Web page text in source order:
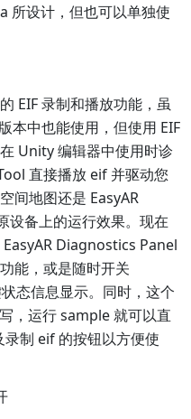
所设计，但也可以单独使
EIF 录制和播放功能，虽
本中也能使用，但使用 EIF
Unity 编辑器中使用时诊
直接播放 eif 并驱动您
间地图还是 EasyAR
设备上的运行效果。现在
Diagnostics Panel
能，或是随时开关
态信息显示。同时，这个
，运行 sample 就可以直
制 eif 的按钮以方便使